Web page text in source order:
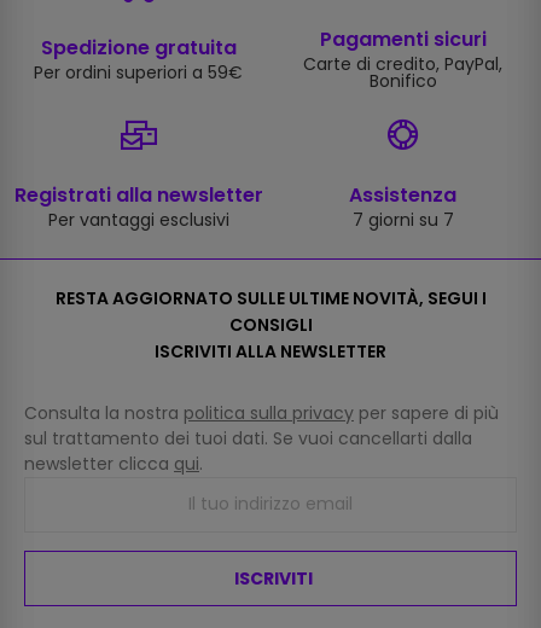
Spedizione gratuita
Per ordini superiori a 59€
Pagamenti sicuri
Carte di credito, PayPal,
Bonifico
Registrati alla newsletter
Per vantaggi esclusivi
Assistenza
7 giorni su 7
RESTA AGGIORNATO SULLE ULTIME NOVITÀ, SEGUI I
CONSIGLI
ISCRIVITI ALLA NEWSLETTER
Consulta la nostra politica sulla privacy per sapere di più
sul trattamento dei tuoi dati. Se vuoi cancellarti dalla
newsletter clicca qui.
ISCRIVITI